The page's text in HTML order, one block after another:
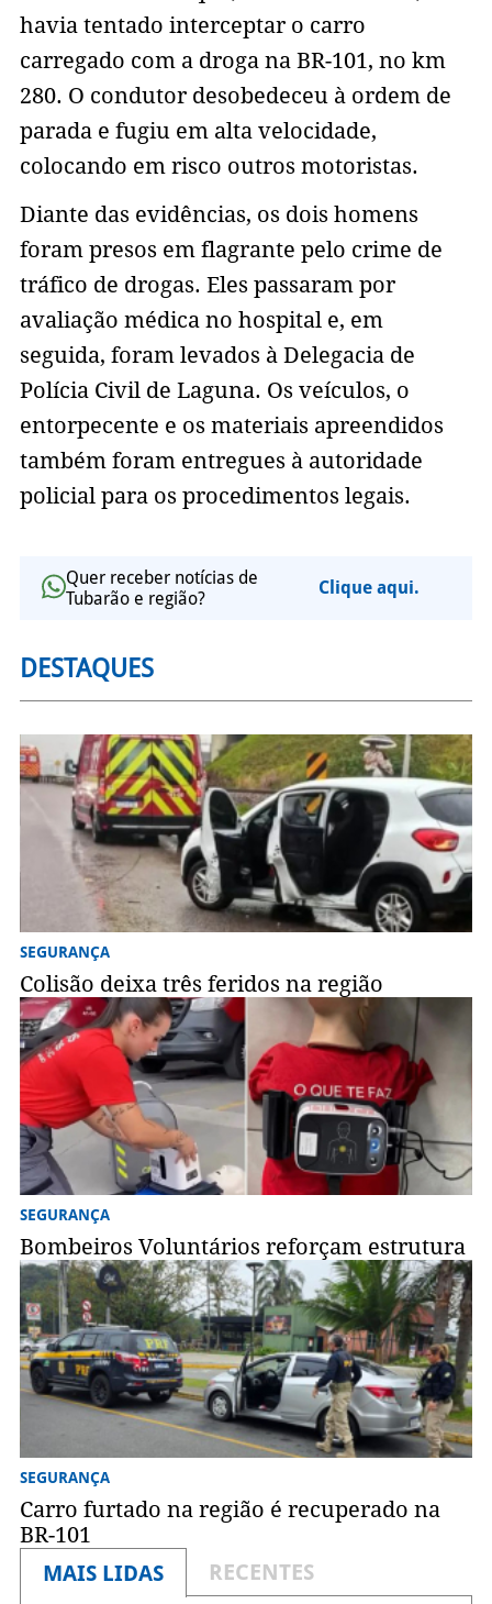
havia tentado interceptar o carro
carregado com a droga na BR-101, no km
280. O condutor desobedeceu à ordem de
parada e fugiu em alta velocidade,
colocando em risco outros motoristas.
Diante das evidências, os dois homens
foram presos em flagrante pelo crime de
tráfico de drogas. Eles passaram por
avaliação médica no hospital e, em
seguida, foram levados à Delegacia de
Polícia Civil de Laguna. Os veículos, o
entorpecente e os materiais apreendidos
também foram entregues à autoridade
policial para os procedimentos legais.
Quer receber notícias de
Tubarão e região?
Clique aqui.
DESTAQUES
SEGURANÇA
Colisão deixa três feridos na região
SEGURANÇA
Bombeiros Voluntários reforçam estrutura
SEGURANÇA
Carro furtado na região é recuperado na
BR-101
MAIS LIDAS
RECENTES